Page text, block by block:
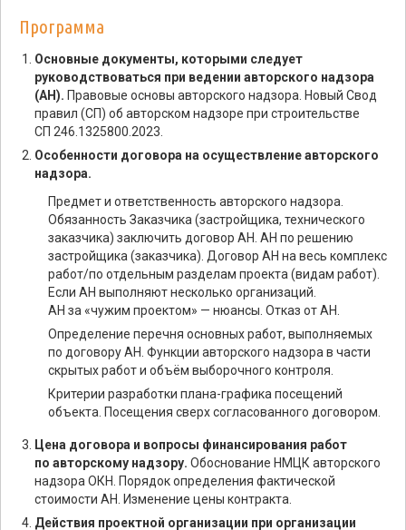
Программа
Основные документы, которыми следует
руководствоваться при ведении авторского надзора
(АН). Правовые основы авторского надзора. Новый Свод
правил (СП) об авторском надзоре при строительстве
СП 246.1325800.2023.
Особенности договора на осуществление авторского
надзора.
Предмет и ответственность авторского надзора.
Обязанность Заказчика (застройщика, технического
заказчика) заключить договор АН. АН по решению
застройщика (заказчика). Договор АН на весь комплекс
работ/по отдельным разделам проекта (видам работ).
Если АН выполняют несколько организаций.
АН за «чужим проектом» — нюансы. Отказ от АН.
Определение перечня основных работ, выполняемых
по договору АН. Функции авторского надзора в части
скрытых работ и объём выборочного контроля.
Критерии разработки плана-графика посещений
объекта. Посещения сверх согласованного договором.
Цена договора и вопросы финансирования работ
по авторскому надзору. Обоснование НМЦК авторского
надзора ОКН. Порядок определения фактической
стоимости АН. Изменение цены контракта.
Действия проектной организации при организации